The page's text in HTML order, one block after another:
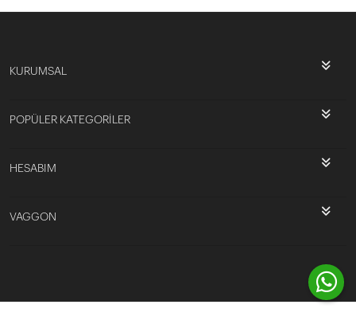
KURUMSAL
POPÜLER KATEGORİLER
HESABIM
VAGGON